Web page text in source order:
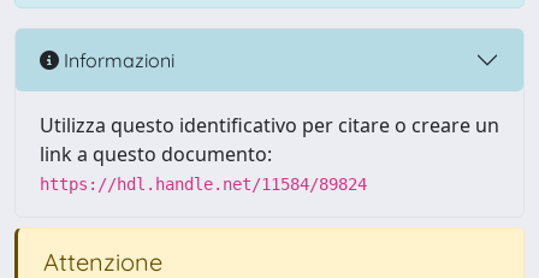
Informazioni
Utilizza questo identificativo per citare o creare un
link a questo documento:
https://hdl.handle.net/11584/89824
Attenzione